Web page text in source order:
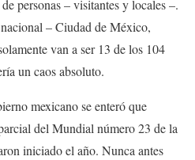
personas – visitantes y locales –.
– Ciudad de México,
van a ser 13 de los 104
un caos absoluto.
mexicano se enteró que
del Mundial número 23 de la
iniciado el año. Nunca antes